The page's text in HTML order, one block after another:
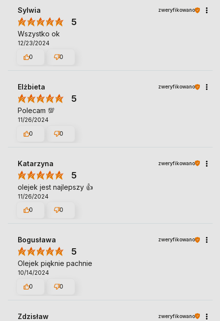
Sylwia zweryfikowano
5
Wszystko ok
12/23/2024
0
0
Elżbieta zweryfikowano
5
Polecam 💯
11/26/2024
0
0
Katarzyna zweryfikowano
5
olejek jest najlepszy 👍️
11/26/2024
0
0
Bogusława zweryfikowano
5
Olejek pięknie pachnie
10/14/2024
0
0
Zdzisław zweryfikowano